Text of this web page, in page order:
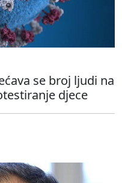
se broj ljudi na
djece